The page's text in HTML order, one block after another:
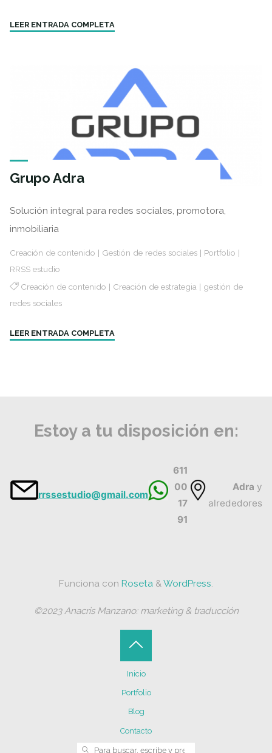
LEER ENTRADA COMPLETA
Adra"
Grupo Adra
Solución integral para redes sociales, promotora,
inmobiliaria
Creación de contenido | Gestión de redes sociales | Portfolio |
RRSS estudio
Creación de contenido | Creación de estrategia | gestión de
redes sociales
LEER ENTRADA COMPLETA
Estoy a tu disposición en:
rrssestudio@gmail.com
611
00
17
91
Adra y
alrededores
Funciona con Roseta &WordPress.
©2023 Anacris Manzano: marketing & traducción
Inicio
Portfolio
Blog
Contacto
BUSCAR
Volver
arriba